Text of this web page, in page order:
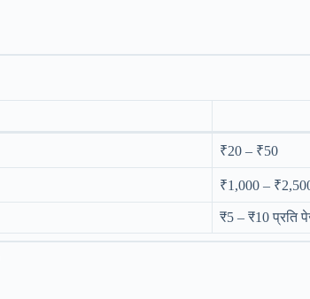
₹20 – ₹50
₹1,000 –
₹5 – ₹10 प्रति